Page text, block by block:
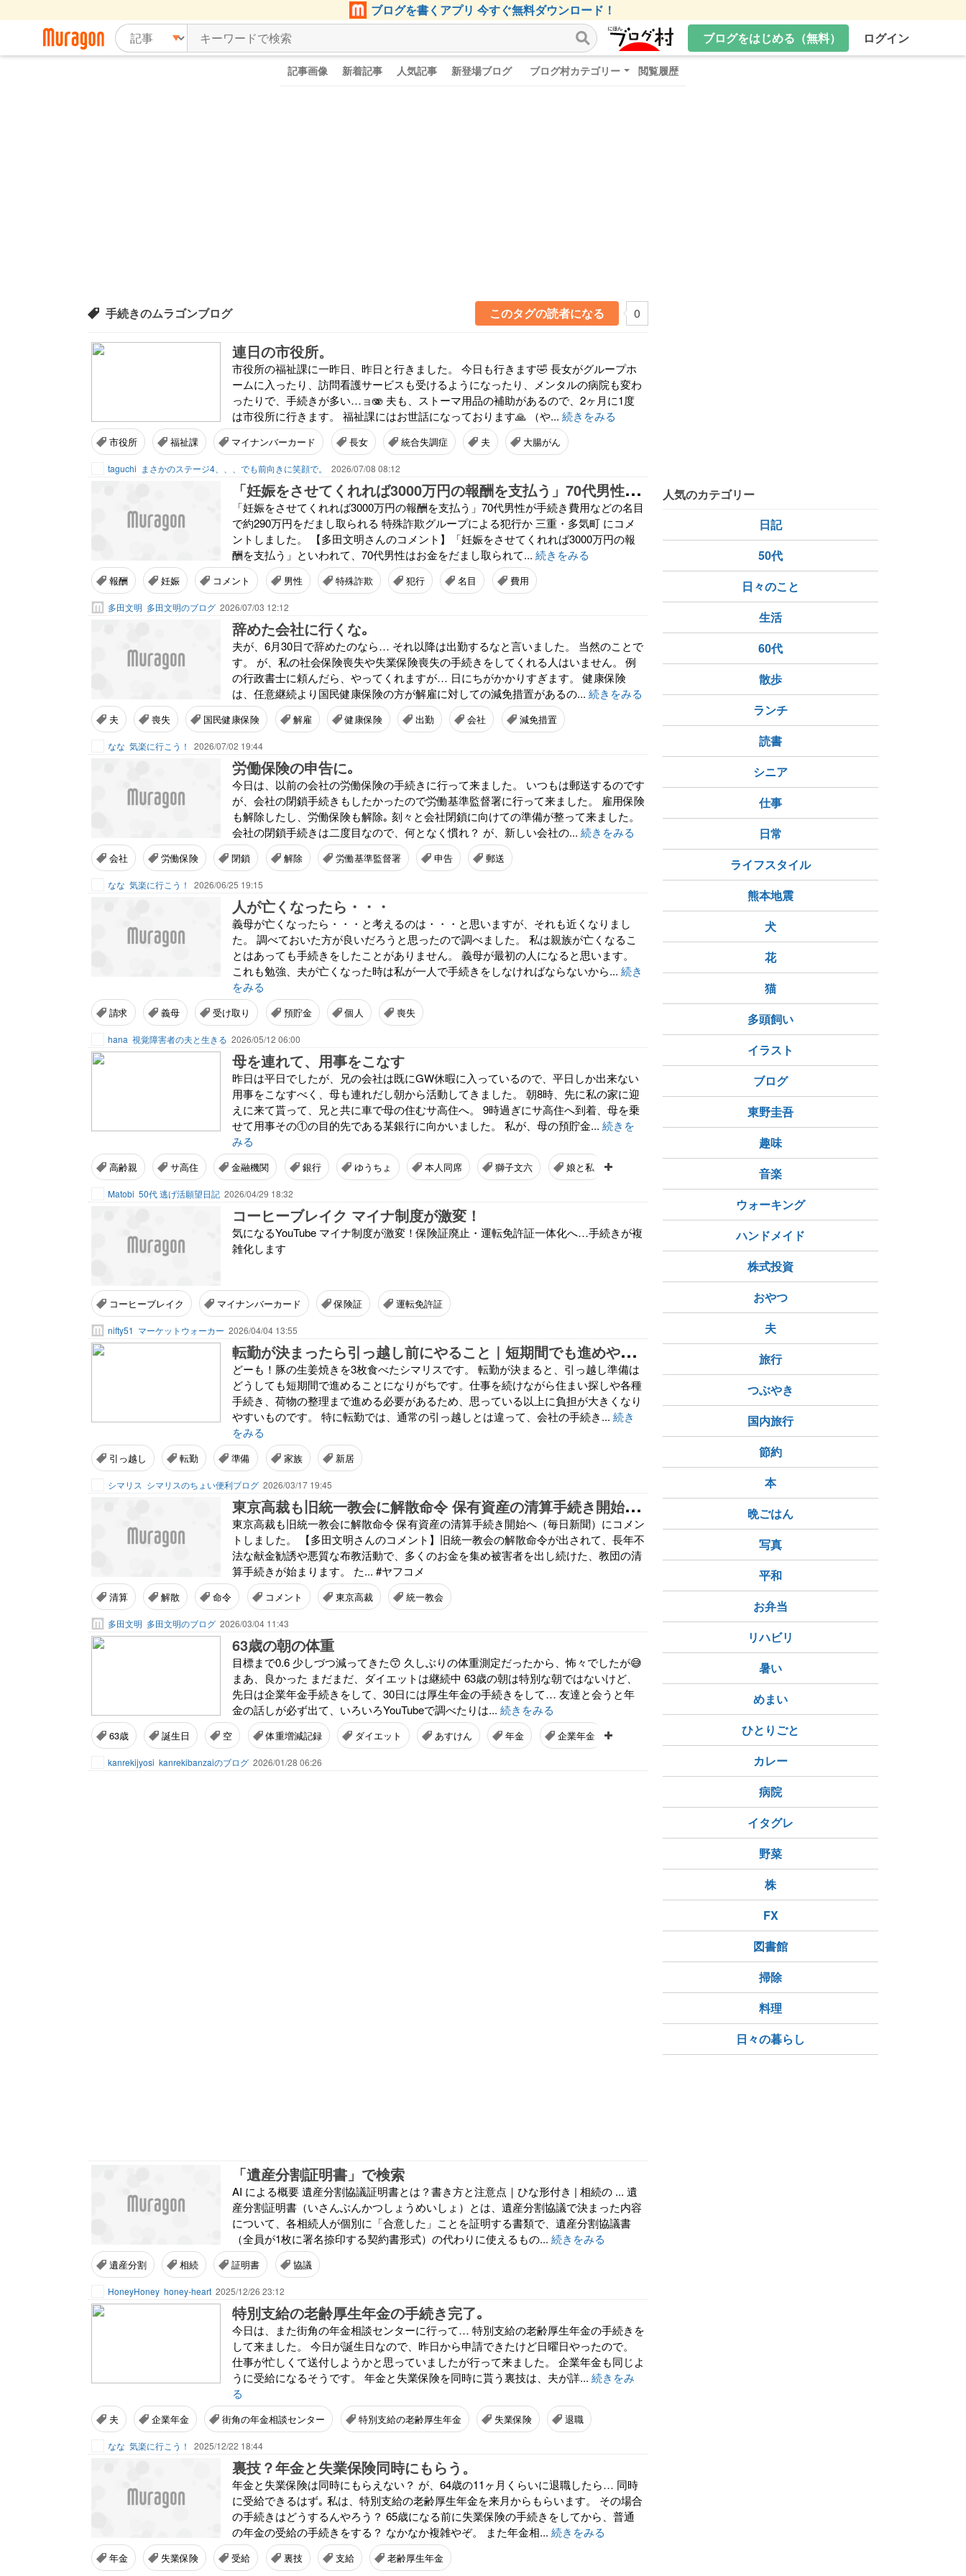
ブログを書くアプリ 今すぐ無料ダウンロード！
ブログをはじめる（無料）
ログイン
記事画像 新着記事 人気記事 新登場ブログ ブログ村カテゴリー 閲覧履歴
手続きのムラゴンブログ このタグの読者になる 0
連日の市役所。
市役所の福祉課に一昨日、昨日と行きました。 今日も行きます🤣 長女がグループホ
ームに入ったり、訪問看護サービスも受けるようになったり、メンタルの病院も変わ
ったりで、手続きが多い…ョ🫨 夫も、ストーマ用品の補助があるので、2ヶ月に1度
は市役所に行きます。 福祉課にはお世話になっております🙏 （や... 続きをみる
市役所 福祉課 マイナンバーカード 長女 統合失調症 夫 大腸がん
taguchi まさかのステージ4、、、でも前向きに笑顔で。 2026/07/08 08:12
「
妊娠をさせてくれれば3000万円の報酬を支払う」70代男性が手続き費用などの名目で約290万円をだまし取られる 特殊詐欺グループによる犯行か 三重・多気町 にコメントしました。
「妊娠をさせてくれれば3000万円の報酬を支払う」70代男性が手続き費用などの名目
で約290万円をだまし取られる 特殊詐欺グループによる犯行か 三重・多気町 にコメ
ントしました。 【多田文明さんのコメント】「妊娠をさせてくれれば3000万円の報
酬を支払う」といわれて、70代男性はお金をだまし取られて... 続きをみる
報酬 妊娠 コメント 男性 特殊詐欺 犯行 名目 費用
多田文明 多田文明のブログ 2026/07/03 12:12
辞めた会社に行くな｡
夫が、6月30日で辞めたのなら… それ以降は出勤するなと言いました。 当然のことで
す。 が、私の社会保険喪失や失業保険喪失の手続きをしてくれる人はいません。 例
の行政書士に頼んだら、やってくれますが… 日にちがかかりすぎます。 健康保険
は、任意継続より国民健康保険の方が解雇に対しての減免措置があるの... 続きをみる
夫 喪失 国民健康保険 解雇 健康保険 出勤 会社 減免措置
なな 気楽に行こう！ 2026/07/02 19:44
労働保険の申告に｡
今日は、以前の会社の労働保険の手続きに行って来ました。 いつもは郵送するのです
が、会社の閉鎖手続きもしたかったので労働基準監督署に行って来ました。 雇用保険
も解除したし、労働保険も解除｡ 刻々と会社閉鎖に向けての準備が整って来ました。
会社の閉鎖手続きは二度目なので、何となく慣れ？ が、新しい会社の... 続きをみる
会社 労働保険 閉鎖 解除 労働基準監督署 申告 郵送
なな 気楽に行こう！ 2026/06/25 19:15
人が亡くなったら・・・
義母が亡くなったら・・・と考えるのは・・・と思いますが、それも近くなりまし
た。 調べておいた方が良いだろうと思ったので調べました。 私は親族が亡くなるこ
とはあっても手続きをしたことがありません。 義母が最初の人になると思います。
これも勉強、夫が亡くなった時は私が一人で手続きをしなければならないから... 続き
をみる
請求 義母 受け取り 預貯金 個人 喪失
hana 視覚障害者の夫と生きる 2026/05/12 06:00
母を連れて、用事をこなす
昨日は平日でしたが、兄の会社は既にGW休暇に入っているので、平日しか出来ない
用事をこなすべく、母も連れだし朝から活動してきました。 朝8時、先に私の家に迎
えに来て貰って、兄と共に車で母の住むサ高住へ。 9時過ぎにサ高住へ到着、母を乗
せて用事その①の目的先である某銀行に向かいました。 私が、母の預貯金... 続きを
みる
高齢親 サ高住 金融機関 銀行 ゆうちょ 本人同席 獅子文六 娘と私
Matobi 50代 逃げ活願望日記 2026/04/29 18:32
コーヒーブレイク マイナ制度が激変！
気になるYouTube マイナ制度が激変！保険証廃止・運転免許証一体化へ…手続きが複
雑化します
コーヒーブレイク マイナンバーカード 保険証 運転免許証
nifty51 マーケットウォーカー 2026/04/04 13:55
転
勤が決まったら引っ越し前にやること｜短期間でも進めやすい準備の順番
どーも！豚の生姜焼きを3枚食べたシマリスです。 転勤が決まると、引っ越し準備は
どうしても短期間で進めることになりがちです。仕事を続けながら住まい探しや各種
手続き、荷物の整理まで進める必要があるため、思っている以上に負担が大きくなり
やすいものです。 特に転勤では、通常の引っ越しとは違って、会社の手続き... 続き
をみる
引っ越し 転勤 準備 家族 新居
シマリス シマリスのちょい便利ブログ 2026/03/17 19:45
東
京高裁も旧統一教会に解散命令 保有資産の清算手続き開始へ（毎日新聞）にコメントしました。
東京高裁も旧統一教会に解散命令 保有資産の清算手続き開始へ（毎日新聞）にコメン
トしました。 【多田文明さんのコメント】旧統一教会の解散命令が出されて、長年不
法な献金勧誘や悪質な布教活動で、多くのお金を集め被害者を出し続けた、教団の清
算手続きが始まります。 た... #ヤフコメ
清算 解散 命令 コメント 東京高裁 統一教会
多田文明 多田文明のブログ 2026/03/04 11:43
63歳の朝の体重
目標まで0.6 少しづつ減ってきた😙 久しぶりの体重測定だったから、怖々でしたが😅
まあ、良かった まだまだ、ダイエットは継続中 63歳の朝は特別な朝ではないけど、
先日は企業年金手続きをして、30日には厚生年金の手続きをして… 友達と会うと年
金の話しが必ず出て、いろいろYouTubeで調べたりは... 続きをみる
63歳 誕生日 空 体重増減記録 ダイエット あすけん 年金 企業年金
kanrekijyosi kanrekibanzaiのブログ 2026/01/28 06:26
「遺産分割証明書」で検索
AI による概要 遺産分割協議証明書とは？書き方と注意点｜ひな形付き | 相続の ... 遺
産分割証明書（いさんぶんかつしょうめいしょ）とは、遺産分割協議で決まった内容
について、各相続人が個別に「合意した」ことを証明する書類で、遺産分割協議書
（全員が1枚に署名捺印する契約書形式）の代わりに使えるもの... 続きをみる
遺産分割 相続 証明書 協議
HoneyHoney honey-heart 2025/12/26 23:12
特別支給の老齢厚生年金の手続き完了｡
今日は、また街角の年金相談センターに行って… 特別支給の老齢厚生年金の手続きを
して来ました。 今日が誕生日なので、昨日から申請できたけど日曜日やったので。
仕事が忙しくて送付しようかと思っていましたが行って来ました。 企業年金も同じよ
うに受給になるそうです。 年金と失業保険を同時に貰う裏技は、夫が詳... 続きをみ
る
夫 企業年金 街角の年金相談センター 特別支給の老齢厚生年金 失業保険 退職
なな 気楽に行こう！ 2025/12/22 18:44
裏技？年金と失業保険同時にもらう。
年金と失業保険は同時にもらえない？ が、64歳の11ヶ月くらいに退職したら… 同時
に受給できるはず｡ 私は、特別支給の老齢厚生年金を来月からもらいます。 その場合
の手続きはどうするんやろう？ 65歳になる前に失業保険の手続きをしてから、普通
の年金の受給の手続きをする？ なかなか複雑やぞ。 また年金相... 続きをみる
年金 失業保険 受給 裏技 支給 老齢厚生年金
人気のカテゴリー
日記
50代
日々のこと
生活
60代
散歩
ランチ
読書
シニア
仕事
日常
ライフスタイル
熊本地震
犬
花
猫
多頭飼い
イラスト
ブログ
東野圭吾
趣味
音楽
ウォーキング
ハンドメイド
株式投資
おやつ
夫
旅行
つぶやき
国内旅行
節約
本
晩ごはん
写真
平和
お弁当
リハビリ
暑い
めまい
ひとりごと
カレー
病院
イタグレ
野菜
株
FX
図書館
掃除
料理
日々の暮らし